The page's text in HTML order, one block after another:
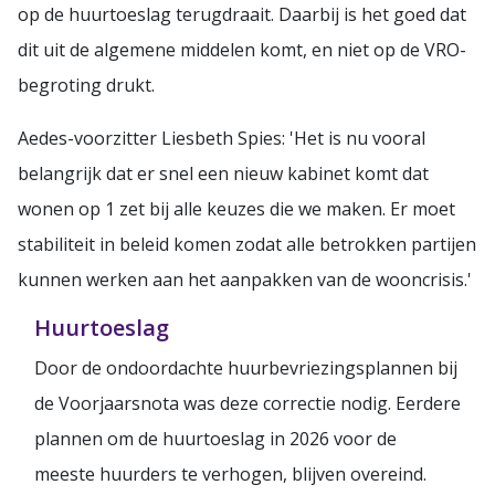
op de huurtoeslag terugdraait. Daarbij is het goed dat
dit uit de algemene middelen komt, en niet op de VRO-
begroting drukt.
Aedes-voorzitter Liesbeth Spies: 'Het is nu vooral
belangrijk dat er snel een nieuw kabinet komt dat
wonen op 1 zet bij alle keuzes die we maken. Er moet
stabiliteit in beleid komen zodat alle betrokken partijen
kunnen werken aan het aanpakken van de wooncrisis.'
Huurtoeslag
Door de ondoordachte huurbevriezingsplannen bij
de Voorjaarsnota was deze correctie nodig. Eerdere
plannen om de huurtoeslag in 2026 voor de
meeste huurders te verhogen, blijven overeind.